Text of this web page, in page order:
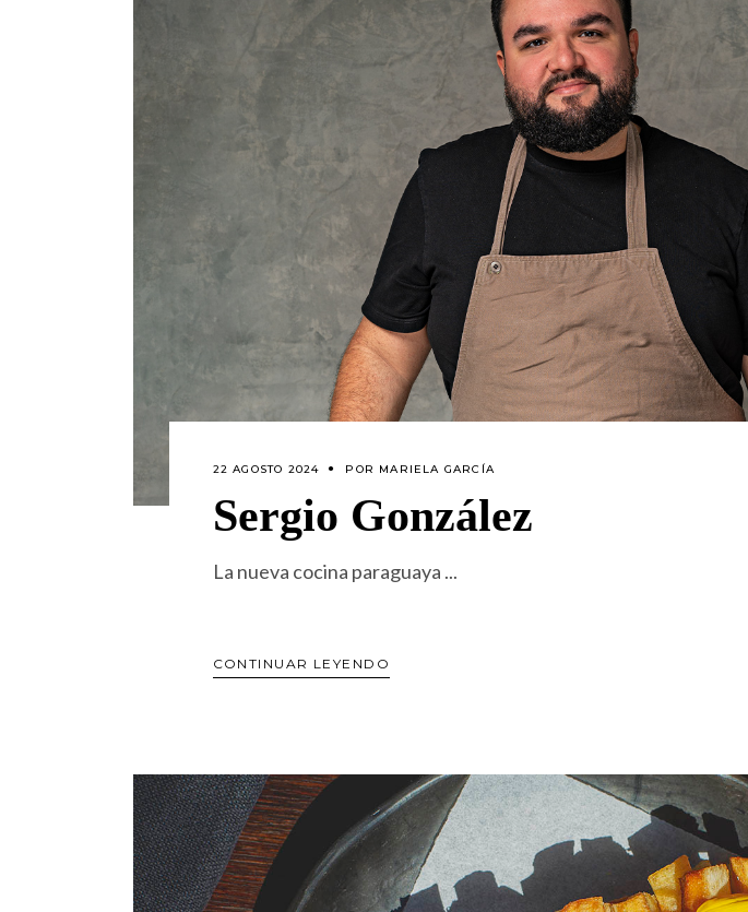
22 AGOSTO 2024 POR MARIELA GARCÍA
Sergio González
La nueva cocina paraguaya
CONTINUAR LEYENDO